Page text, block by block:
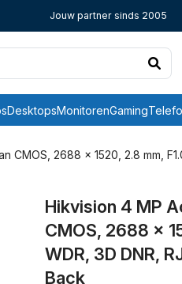
Jouw partner sinds 2005
DesktopsMonitorenGaming
2688 × 1520, 2.8 mm,
Hikvision 4 MP
CMOS, 2688 ×
WDR, 3D DNR,
Back